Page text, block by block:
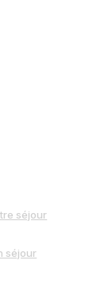
séjour
séjour